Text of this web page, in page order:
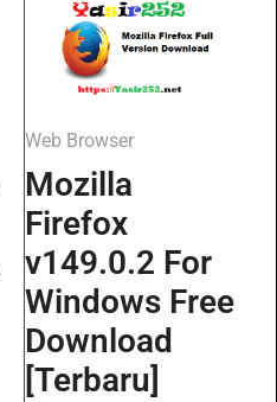
Web Browser
Mozilla
Firefox
v149.0.2 For
Windows Free
Download
[Terbaru]